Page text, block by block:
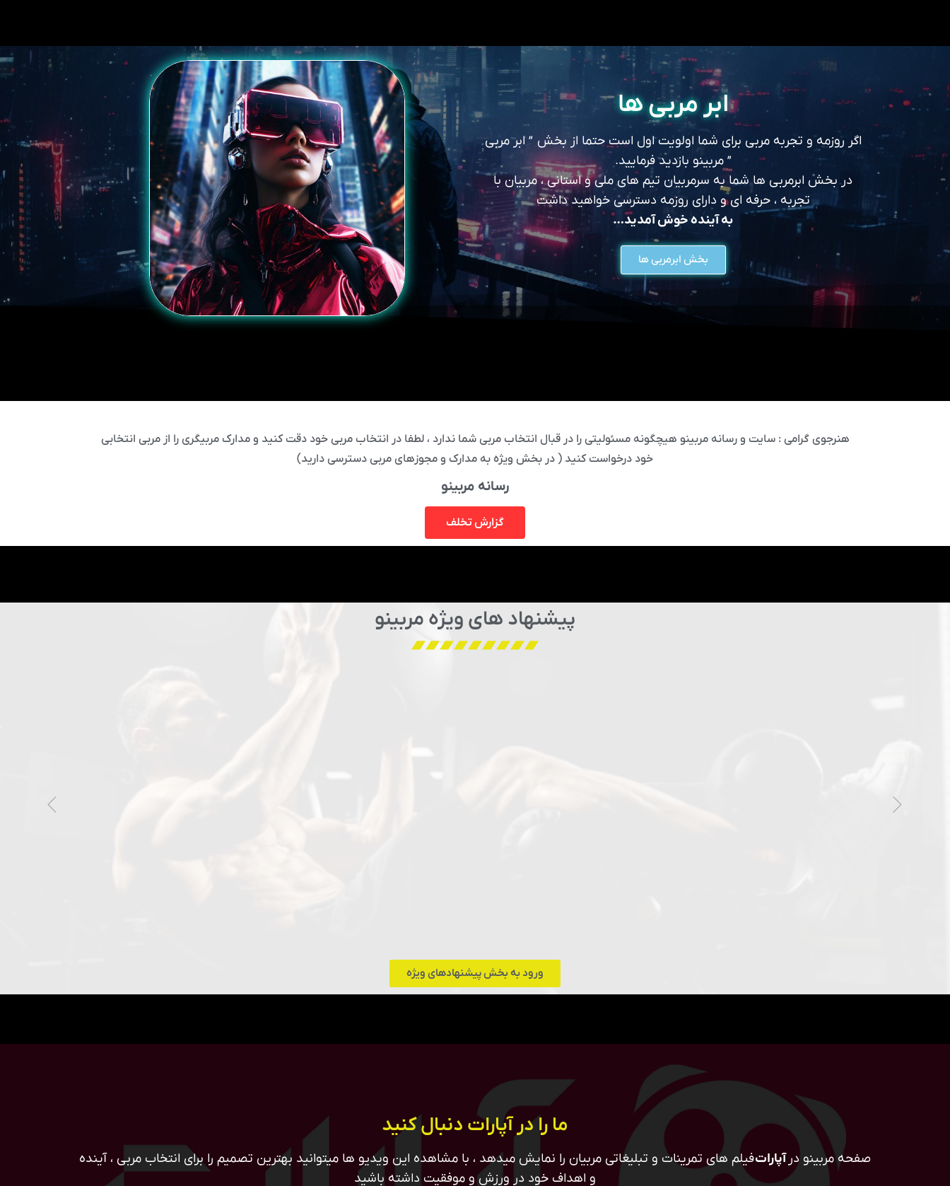
ابر مربی ها
اگر روزمه و تجربه مربی برای شما اولویت اول است حتما از بخش ” ابر مربی
” مربینو بازدید فرمایید.
در بخش ابرمربی ها شما به سرمربیان تیم های ملی و استانی ، مربیان با
تجربه ، حرفه ای و دارای روزمه دسترسی خواهید داشت
به آینده خوش آمدید…
بخش ابرمربی ها
هنرجوی گرامی : سایت و رسانه مربینو هیچگونه مسئولیتی را در قبال انتخاب مربی شما ندارد ، لطفا در انتخاب مربی خود دقت کنید و مدارک مربیگری را از مربی انتخابی
خود درخواست کنید ( در بخش ویژه به مدارک و مجوزهای مربی دسترسی دارید)
رسانه مربینو
گزارش تخلف
پیشنهاد های ویژه مربینو
ورود به بخش پیشنهادهای ویژه
ما را در آپارات دنبال کنید
صفحه مربینو در آپاراتفیلم های تمرینات و تبلیغاتی مربیان را نمایش میدهد ، با مشاهده این ویدیو ها میتوانید بهترین تصمیم را برای انتخاب مربی ، آینده
و اهداف خود در ورزش و موفقیت داشته باشید